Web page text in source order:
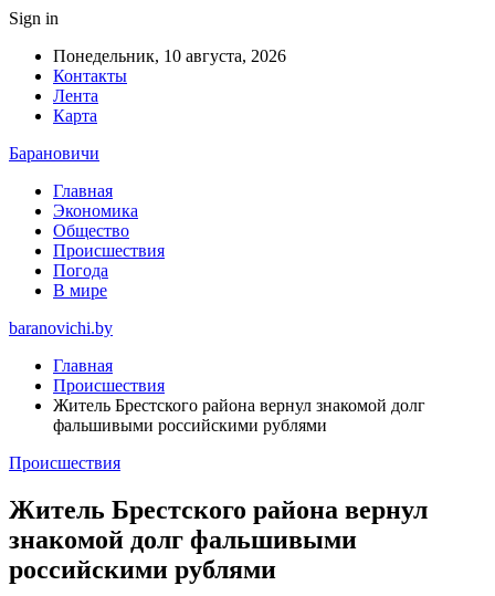
Sign in
Понедельник, 10 августа, 2026
Контакты
Лента
Карта
Барановичи
Главная
Экономика
Общество
Происшествия
Погода
В мире
baranovichi.by
Главная
Происшествия
Житель Брестского района вернул знакомой долг
фальшивыми российскими рублями
Происшествия
Житель Брестского района вернул
знакомой долг фальшивыми
российскими рублями